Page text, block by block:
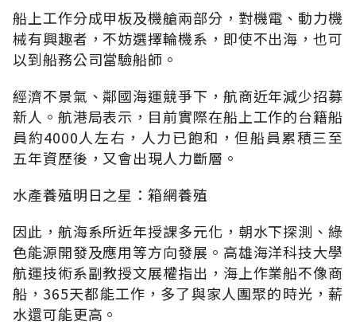
船上工作分成甲板及機艙兩部分，對機電、動力機
械有興趣者，不妨選擇輪機系，即使不出海，也可
以到船務公司當驗船師。
經濟不景氣、鄰國海運競爭下，航商近年減少招募
新人。航港局表示，目前實際在船上工作的台籍船
員約4000人左右，人力已飽和，但船員累積三至
五年資歷後，又會出現人力斷層。
水產養殖明日之星：箱網養殖
因此，航海系所近年授課多元化，朝水下探測、綠
色能源開發及應用等方向發展。高雄海洋科技大學
航運技術系副教授文展權指出，海上作業船不像商
船，365天都能工作，多了與家人團聚的時光，薪
水還可能更高。